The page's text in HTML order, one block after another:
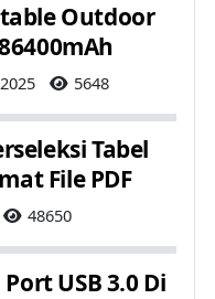
Outdoor
5648
Tabel
File PDF
48650
USB 3.0 Di